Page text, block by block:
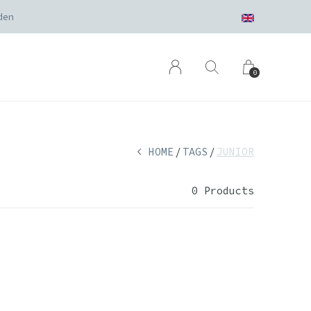
0
HOME TAGS JUNIOR
0 Products